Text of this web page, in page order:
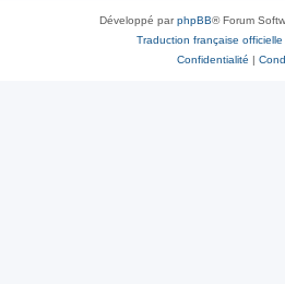
Développé parphpBB® Forum
Traduction française officielle
Confidentialité |